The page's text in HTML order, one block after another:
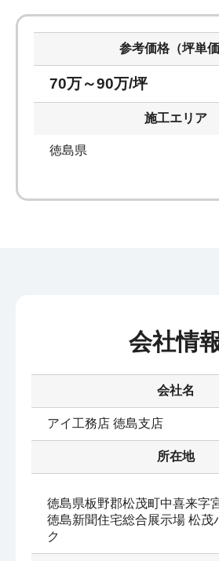
参考価格（坪単価
70万～90万/坪
施工エリア
徳島県
会社情
会社名
アイ工務店 徳島支店
所在地
徳島県板野郡松茂町中喜来字
徳島新聞住宅総合展示場 松茂
ク